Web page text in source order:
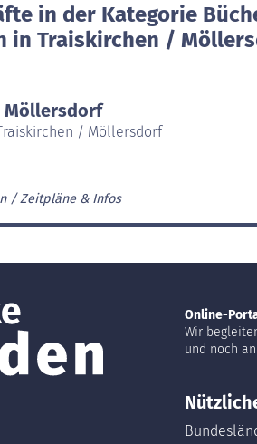
in der Kategorie
in Traiskirchen /
Möllersdorf
/ Möllersdorf
Zeitpläne & Infos
Online-
Wir
und noch